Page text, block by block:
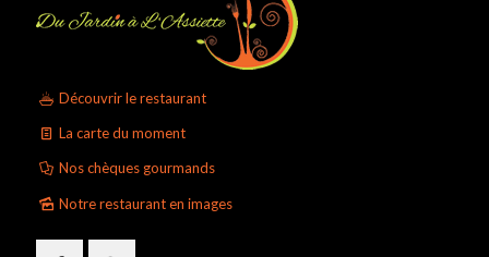
Découvrir le restaurant
La carte du moment
Nos chèques gourmands
Notre restaurant en images